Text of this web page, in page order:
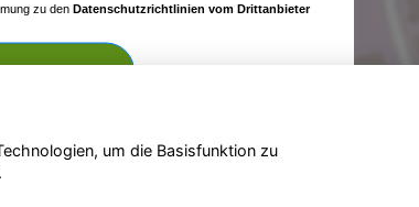
zu den Datenschutzrichtlinien vom Drittanbieter
aktivieren
um die Basisfunktion zu